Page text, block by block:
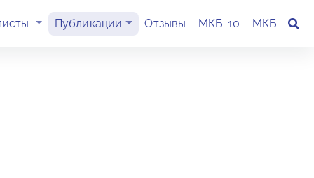
(current)Публикации Отзывы МКБ-10 МКБ-11